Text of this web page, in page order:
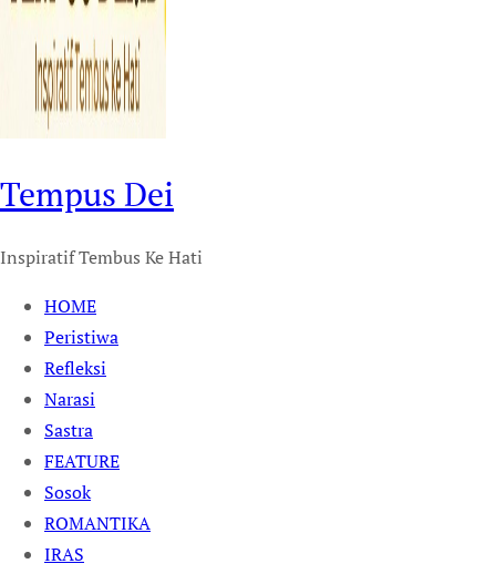
Tempus Dei
Inspiratif Tembus Ke Hati
HOME
Peristiwa
Refleksi
Narasi
Sastra
FEATURE
Sosok
ROMANTIKA
IRAS